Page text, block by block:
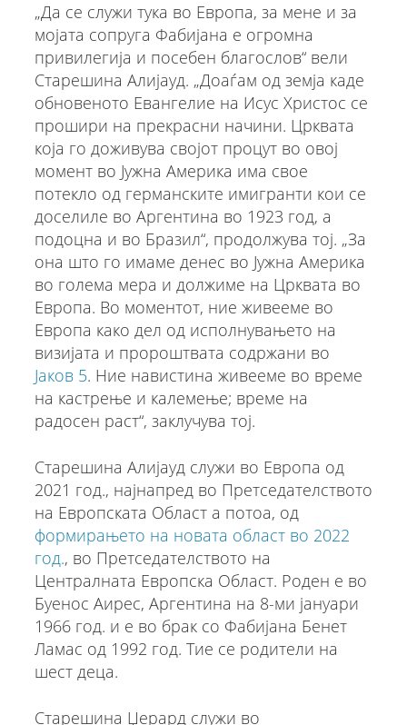
„Да се служи тука во Европа, за мене и за
мојата сопруга Фабијана е огромна
привилегија и посебен благослов“ вели
Старешина Алијауд. „Доаѓам од земја каде
обновеното Евангелие на Исус Христос се
прошири на прекрасни начини. Црквата
која го доживува својот процут во овој
момент во Јужна Америка има свое
потекло од германските имигранти кои се
доселиле во Аргентина во 1923 год, а
подоцна и во Бразил“, продолжува тој. „За
она што го имаме денес во Јужна Америка
во голема мера и должиме на Црквата во
Европа. Во моментот, ние живееме во
Европа како дел од исполнувањето на
визијата и пророштвата содржани во
Јаков 5. Ние навистина живееме во време
на кастрење и калемење; време на
радосен раст“, заклучува тој.
Старешина Алијауд служи во Европа од
2021 год., најнапред во Претседателството
на Европската Област а потоа, од
формирањето на новата област во 2022
год., во Претседателството на
Централната Европска Област. Роден е во
Буенос Аирес, Аргентина на 8-ми јануари
1966 год. и е во брак со Фабијана Бенет
Ламас од 1992 год. Тие се родители на
шест деца.
Старешина Џерард служи во